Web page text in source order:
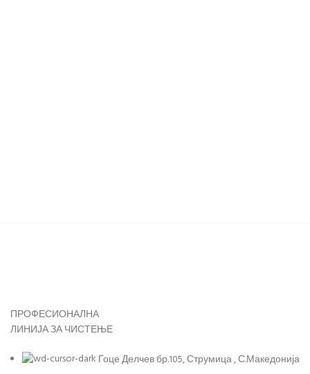
ПРОФЕСИОНАЛНА
ЛИНИЈА ЗА ЧИСТЕЊЕ
Гоце Делчев бр.105, Струмица , С.Македонија